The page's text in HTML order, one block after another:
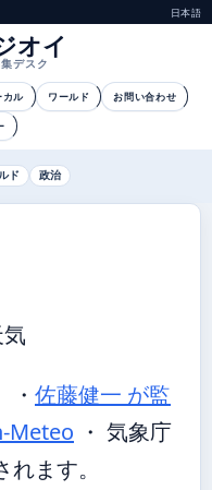
日本語
オイ
デスク
カル ワールド お問い合わせ
ド 政治
・ 佐藤健一 が監
Meteo ・ 気象庁
ます。